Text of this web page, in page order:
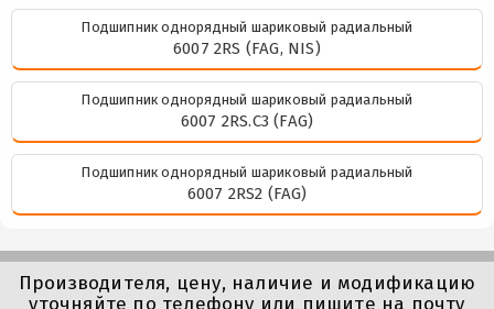
Подшипник однорядный шариковый радиальный
6007 2RS (FAG, NIS)
Подшипник однорядный шариковый радиальный
6007 2RS.C3 (FAG)
Подшипник однорядный шариковый радиальный
6007 2RS2 (FAG)
Производителя, цену, наличие и модификацию
уточняйте по телефону или пишите на почту